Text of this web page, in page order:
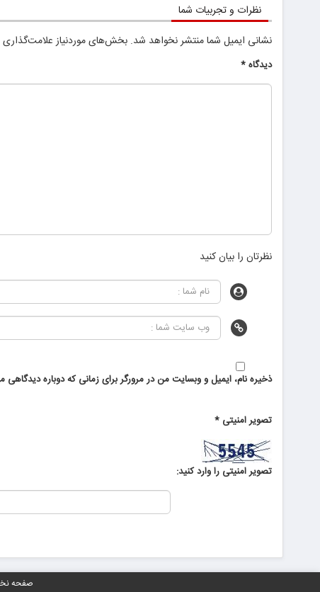
نظرات و تجربیات شما
نشانی ایمیل شما منتشر نخواهد شد. بخش‌های موردنیاز علامت‌گذاری
دیدگاه*
نظرتان را بیان کنید
ذخیره نام، ایمیل و وبسایت من در مرورگر برای زمانی که دوباره دیدگاهی
تصویر امنیتی *
تصویر امنیتی را وارد کنید:
صفحه